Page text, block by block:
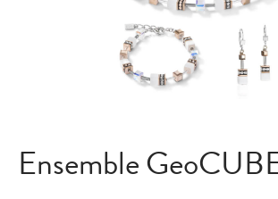
Ensemble